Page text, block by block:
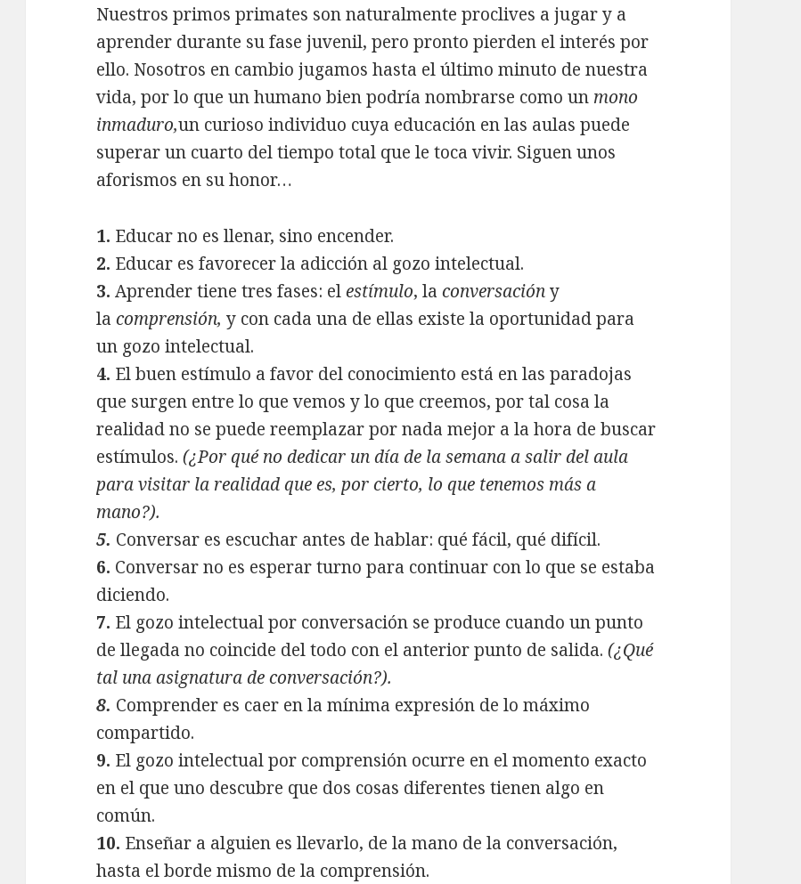
Nuestros primos primates son naturalmente proclives a jugar y a
aprender durante su fase juvenil, pero pronto pierden el interés por
ello. Nosotros en cambio jugamos hasta el último minuto de nuestra
vida, por lo que un humano bien podría nombrarse como un mono
inmaduro,un curioso individuo cuya educación en las aulas puede
superar un cuarto del tiempo total que le toca vivir. Siguen unos
aforismos en su honor…
1. Educar no es llenar, sino encender.
2. Educar es favorecer la adicción al gozo intelectual.
3. Aprender tiene tres fases: elestímulo, laconversacióny
lacomprensión, y con cada una de ellas existe la oportunidad para
un gozo intelectual.
4. El buen estímulo a favor del conocimiento está en las paradojas
que surgen entre lo que vemos y lo que creemos, por tal cosa la
realidad no se puede reemplazar por nada mejor a la hora de buscar
estímulos.(¿Por qué no dedicar un día de la semana a salir del aula
para visitar la realidad que es, por cierto, lo que tenemos más a
mano?).
5. Conversar es escuchar antes de hablar: qué fácil, qué difícil.
6. Conversar no es esperar turno para continuar con lo que se estaba
diciendo.
7. El gozo intelectual por conversación se produce cuando un punto
de llegada no coincide del todo con el anterior punto de salida.(¿Qué
tal una asignatura de conversación?).
8. Comprender es caer en la mínima expresión de lo máximo
compartido.
9. El gozo intelectual por comprensión ocurre en el momento exacto
en el que uno descubre que dos cosas diferentes tienen algo en
común.
10. Enseñar a alguien es llevarlo, de la mano de la conversación,
hasta el borde mismo de la comprensión.